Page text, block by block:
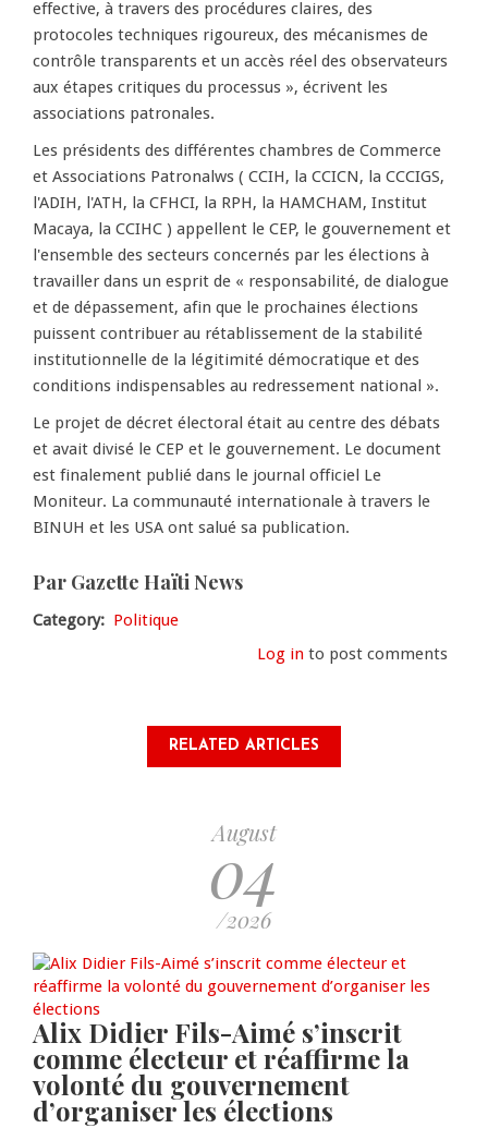
effective, à travers des procédures claires, des
protocoles techniques rigoureux, des mécanismes de
contrôle transparents et un accès réel des observateurs
aux étapes critiques du processus », écrivent les
associations patronales.
Les présidents des différentes chambres de Commerce
et Associations Patronalws ( CCIH, la CCICN, la CCCIGS,
l'ADIH, l'ATH, la CFHCI, la RPH, la HAMCHAM, Institut
Macaya, la CCIHC ) appellent le CEP, le gouvernement et
l'ensemble des secteurs concernés par les élections à
travailler dans un esprit de « responsabilité, de dialogue
et de dépassement, afin que le prochaines élections
puissent contribuer au rétablissement de la stabilité
institutionnelle de la légitimité démocratique et des
conditions indispensables au redressement national ».
Le projet de décret électoral était au centre des débats
et avait divisé le CEP et le gouvernement. Le document
est finalement publié dans le journal officiel Le
Moniteur. La communauté internationale à travers le
BINUH et les USA ont salué sa publication.
Par Gazette Haïti News
Category
Politique
Log into post comments
RELATED ARTICLES
August
04
/2026
Alix Didier Fils-Aimé s’inscrit
comme électeur et réaffirme la
volonté du gouvernement
d’organiser les élections